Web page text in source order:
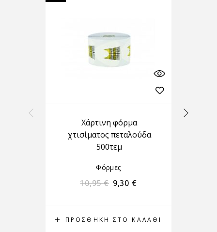
ΠΡΟΣΘΉΚΗ ΣΤΟ ΚΑΛΆΘΙ
Χάρτινη φόρμα
χτισίματος πεταλούδα
500τεμ
Φόρμες
10,95€ 9,30 €